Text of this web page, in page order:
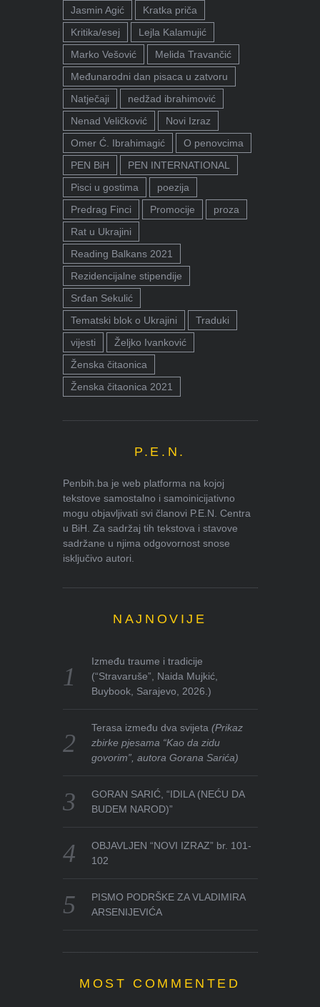
Jasmin Agić
Kratka priča
Kritika/esej
Lejla Kalamujić
Marko Vešović
Melida Travančić
Međunarodni dan pisaca u zatvoru
Natječaji
nedžad ibrahimović
Nenad Veličković
Novi Izraz
Omer Ć. Ibrahimagić
O penovcima
PEN BiH
PEN INTERNATIONAL
Pisci u gostima
poezija
Predrag Finci
Promocije
proza
Rat u Ukrajini
Reading Balkans 2021
Rezidencijalne stipendije
Srđan Sekulić
Tematski blok o Ukrajini
Traduki
vijesti
Željko Ivanković
Ženska čitaonica
Ženska čitaonica 2021
P.E.N.
Penbih.ba je web platforma na kojoj
tekstove samostalno i samoinicijativno
mogu objavljivati svi članovi P.E.N. Centra
u BiH. Za sadržaj tih tekstova i stavove
sadržane u njima odgovornost snose
isključivo autori.
NAJNOVIJE
Između traume i tradicije
(“Stravaruše”, Naida Mujkić,
Buybook, Sarajevo, 2026.)
Terasa između dva svijeta(Prikaz
zbirke pjesama “Kao da zidu
govorim”, autora Gorana Sarića)
GORAN SARIĆ, “IDILA (NEĆU DA
BUDEM NAROD)”
OBJAVLJEN “NOVI IZRAZ” br. 101-
102
PISMO PODRŠKE ZA VLADIMIRA
ARSENIJEVIĆA
MOST COMMENTED